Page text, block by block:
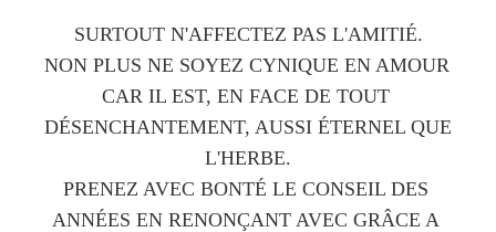
SURTOUT N'AFFECTEZ PAS L'AMITIÉ.
NON PLUS NE SOYEZ CYNIQUE EN AMOUR
CAR IL EST, EN FACE DE TOUT
DÉSENCHANTEMENT, AUSSI ÉTERNEL QUE
L'HERBE.
PRENEZ AVEC BONTÉ LE CONSEIL DES
ANNÉES EN RENONÇANT AVEC GRÂCE A